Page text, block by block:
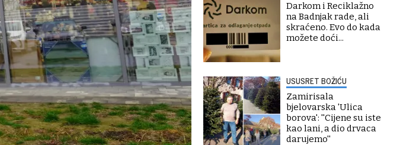
Darkom i Reciklažno
na Badnjak rade, ali
skraćeno. Evo do kada
možete doći...
USUSRET BOŽIĆU
Zamirisala
bjelovarska 'Ulica
borova': ''Cijene su iste
kao lani, a dio drvaca
darujemo''